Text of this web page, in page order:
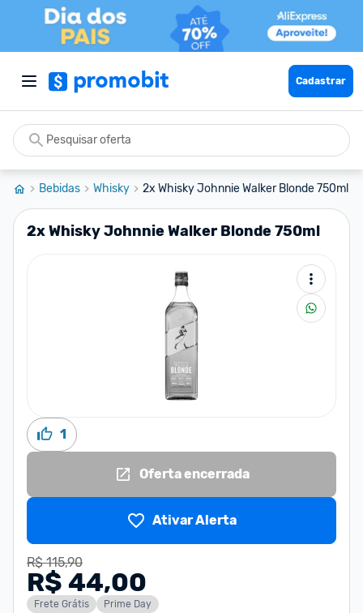
Cadastrar
Bebidas Whisky 2x Whisky Johnnie Walker Blonde 750ml
2x Whisky Johnnie Walker Blonde 750ml
1
Oferta encerrada
Ativar Alerta
R$ 115,90
R$ 44,00
Frete Grátis Prime Day